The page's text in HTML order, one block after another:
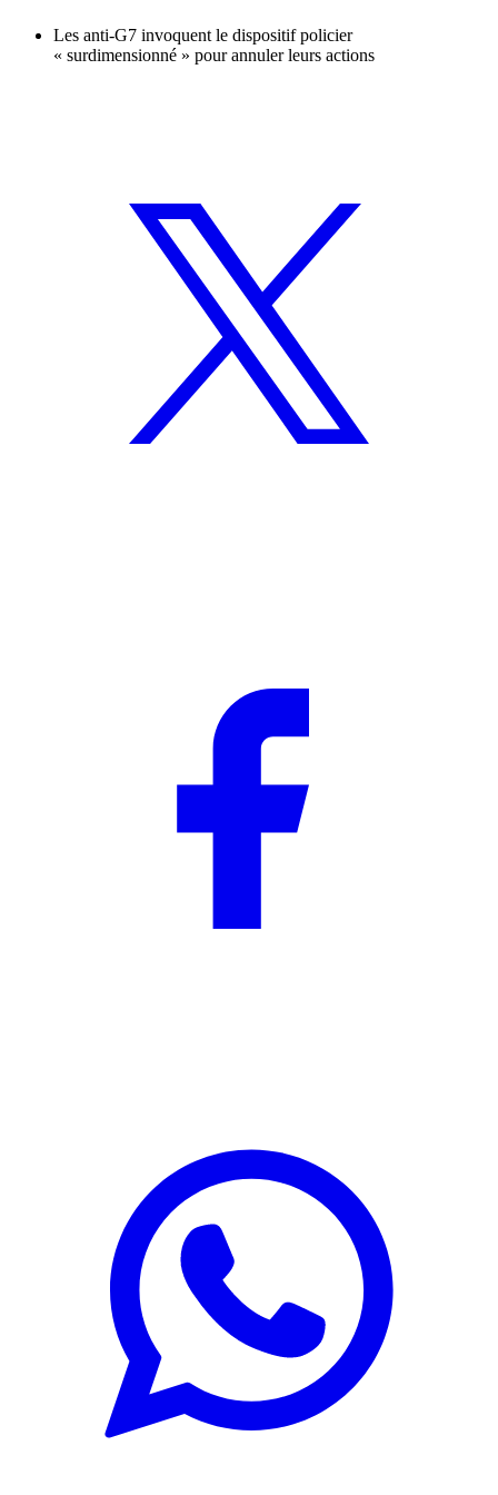
Les anti-G7 invoquent le dispositif policier
« surdimensionné » pour annuler leurs actions